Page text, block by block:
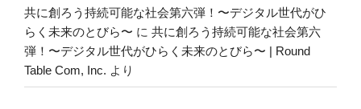
共に創ろう持続可能な社会第六弾！〜デジタル世代がひ
らく未来のとびら〜 に 共に創ろう持続可能な社会第六
弾！〜デジタル世代がひらく未来のとびら〜 | Round
Table Com, Inc. より